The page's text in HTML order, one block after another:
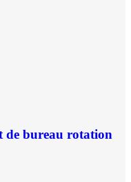
de bureau rotation